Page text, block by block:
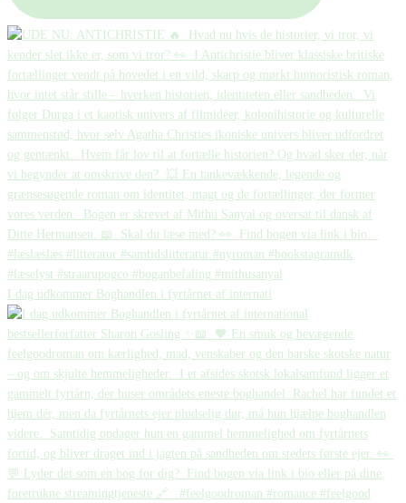
I dag udkommer Boghandlen i fyrtårnet af internati